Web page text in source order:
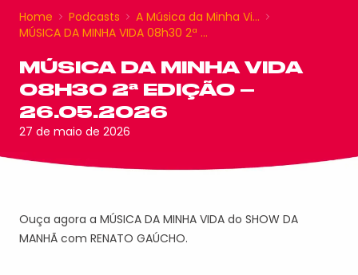
Home Podcasts
A Música da Minha Vi…
MÚSICA DA MINHA VIDA 08h30 2ª …
MÚSICA DA MINHA VIDA
08H30 2ª EDIÇÃO –
26.05.2026
27 de maio de 2026
Ouça agora a MÚSICA DA MINHA VIDA do SHOW DA
MANHÃ com RENATO GAÚCHO.